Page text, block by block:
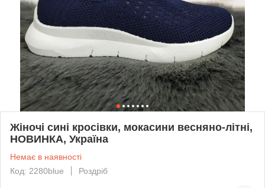
Жіночі сині кросівки, мокасини весняно-літні,
НОВИНКА, Україна
Немає в наявності
Код: 2280blue
Роздріб